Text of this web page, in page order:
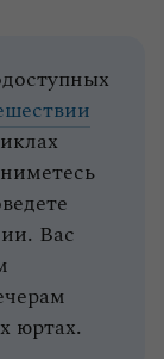
Вас
юртах.